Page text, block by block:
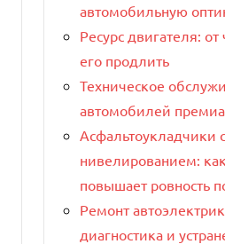
автомобильную
Ресурс двигателя: от
его продлить
Техническое
автомобилей
Асфальтоукладчики
нивелированием:
повышает ровность
Ремонт
диагностика и